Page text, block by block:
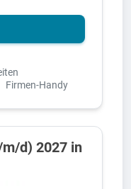
Firmen-Handy
d) 2027 in